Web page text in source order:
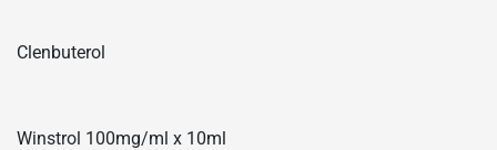
Clenbuterol
Winstrol 100mg/ml x 10ml